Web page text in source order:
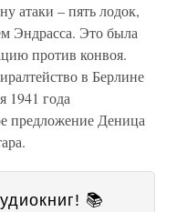
атаки – пять лодок,
Эндрасса. Это была
против конвоя.
в Берлине
1941 года
предложение Деница
📚